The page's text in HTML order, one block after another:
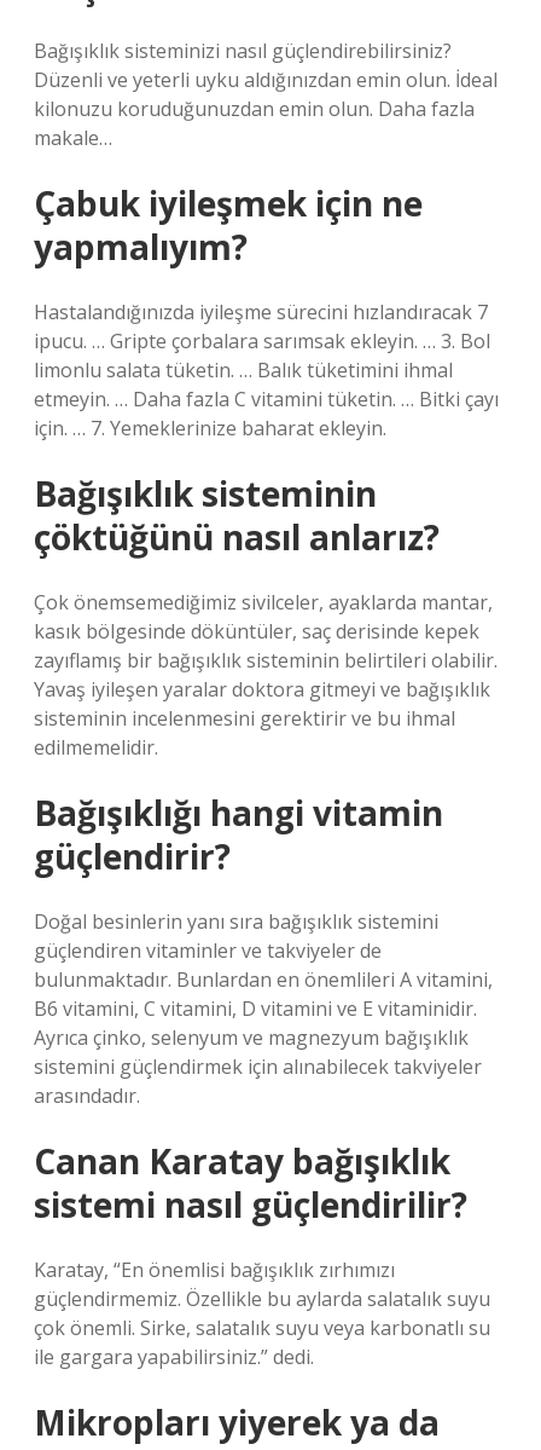
Bağışıklık sisteminizi nasıl güçlendirebilirsiniz?
Düzenli ve yeterli uyku aldığınızdan emin olun. İdeal
kilonuzu koruduğunuzdan emin olun. Daha fazla
makale…
Çabuk iyileşmek için ne
yapmalıyım?
Hastalandığınızda iyileşme sürecini hızlandıracak 7
ipucu. … Gripte çorbalara sarımsak ekleyin. … 3. Bol
limonlu salata tüketin. … Balık tüketimini ihmal
etmeyin. … Daha fazla C vitamini tüketin. … Bitki çayı
için. … 7. Yemeklerinize baharat ekleyin.
Bağışıklık sisteminin
çöktüğünü nasıl anlarız?
Çok önemsemediğimiz sivilceler, ayaklarda mantar,
kasık bölgesinde döküntüler, saç derisinde kepek
zayıflamış bir bağışıklık sisteminin belirtileri olabilir.
Yavaş iyileşen yaralar doktora gitmeyi ve bağışıklık
sisteminin incelenmesini gerektirir ve bu ihmal
edilmemelidir.
Bağışıklığı hangi vitamin
güçlendirir?
Doğal besinlerin yanı sıra bağışıklık sistemini
güçlendiren vitaminler ve takviyeler de
bulunmaktadır. Bunlardan en önemlileri A vitamini,
B6 vitamini, C vitamini, D vitamini ve E vitaminidir.
Ayrıca çinko, selenyum ve magnezyum bağışıklık
sistemini güçlendirmek için alınabilecek takviyeler
arasındadır.
Canan Karatay bağışıklık
sistemi nasıl güçlendirilir?
Karatay, “En önemlisi bağışıklık zırhımızı
güçlendirmemiz. Özellikle bu aylarda salatalık suyu
çok önemli. Sirke, salatalık suyu veya karbonatlı su
ile gargara yapabilirsiniz.” dedi.
Mikropları yiyerek ya da